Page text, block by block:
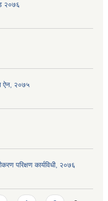
२०७६
ऐन, २०७५
परिक्षण कार्यविधी, २०७६